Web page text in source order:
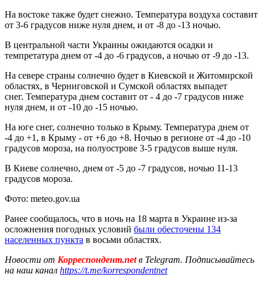
На востоке также будет снежно. Температура воздуха составит
от 3-6 градусов ниже нуля днем, и от -8 до -13 ночью.
В центральной части Украины ожидаются осадки и
темпретатура днем от -4 до -6 градусов, а ночью от -9 до -13.
На севере страны солнечно будет в Киевской и Житомирской
областях, в Черниговской и Сумской областях выпадет
снег. Температура днем составит от - 4 до -7 градусов ниже
нуля днем, и от -10 до -15 ночью.
На юге снег, солнечно только в Крыму. Температура днем от
-4 до +1, в Крыму - от +6 до +8. Ночью в регионе от -4 до -10
градусов мороза, на полуострове 3-5 градусов выше нуля.
В Киеве солнечно, днем от -5 до -7 градусов, ночью 11-13
градусов мороза.
Фото: meteo.gov.ua
Ранее сообщалось, что в ночь на 18 марта в Украине из-за
осложнения погодных условий были обесточены 134
населенных пункта в восьми областях.
Новости от Корреспондент.netв Telegram. Подписывайтесь
на наш канал https://t.me/korrespondentnet